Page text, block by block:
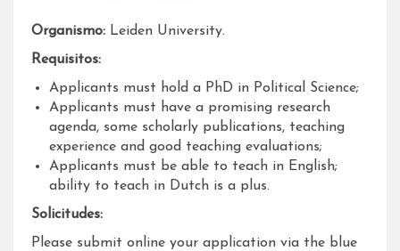
Organismo: Leiden University.
Requisitos:
Applicants must hold a PhD in Political Science;
Applicants must have a promising research
agenda, some scholarly publications, teaching
experience and good teaching evaluations;
Applicants must be able to teach in English;
ability to teach in Dutch is a plus.
Solicitudes:
Please submit online your application via the blue